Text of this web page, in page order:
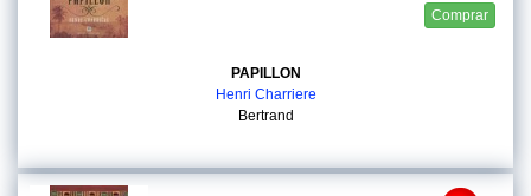
Comprar
PAPILLON
Henri Charriere
Bertrand